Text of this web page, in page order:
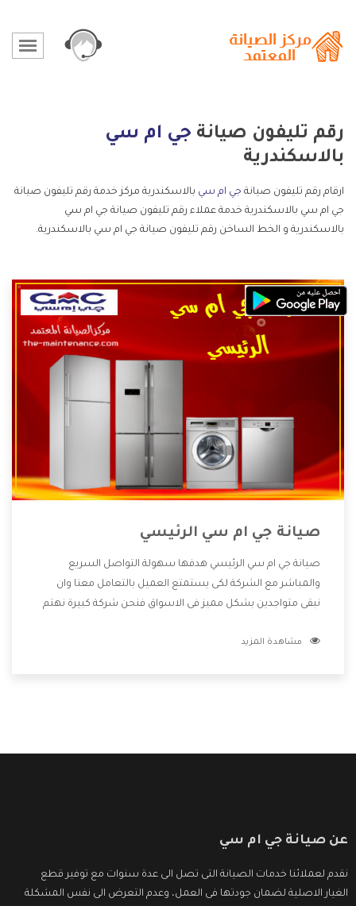
رقم تليفون صيانة جي ام سي
بالاسكندرية
ارقام رقم تليفون صيانة جي ام سي بالاسكندرية مركز خدمة رقم تليفون صيانة
جي ام سي بالاسكندرية خدمة عملاء رقم تليفون صيانة جي ام سي
بالاسكندرية و الخط الساخن رقم تليفون صيانة جي ام سي بالاسكندرية.
صيانة جي ام سي الرئيسي
صيانة جي ام سي الرئيسي هدفها سهولة التواصل السريع
والمباشر مع الشركة لكى يستمتع العميل بالتعامل معنا وان
نبقى متواجدين بشكل مميز فى الاسواق فنحن شركة كبيرة نهتم
الشركة بها والتى تكون منها خدمة الصيانة التى تكون من أهم
مشاهدة المزيد
عن صيانة جي ام سي
نقدم لعملائنا خدمات الصيانة التى تصل الى عدة سنوات مع توفير قطع
الغيار الاصلية لضمان جودتها فى العمل، وعدم التعرض الى نفس المشكلة